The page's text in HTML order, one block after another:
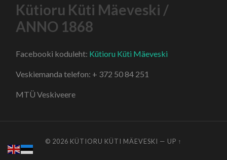
Kütioru Küti Mäeveski /
ANNO 1868
Facebooki koduleht: Kütioru Küti Mäeveski
Veskiemanda telefon: + 372 50 84 251
MTÜ Veskiveere
© 2026 KÜTIORU KÜTI MÄEVESKI — UP ↑